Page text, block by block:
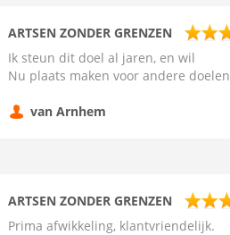
ARTSEN ZONDER GRENZEN
Ik steun dit doel al jaren, en wil
Nu plaats maken voor andere doelen
van Arnhem
ARTSEN ZONDER GRENZEN
Prima afwikkeling, klantvriendelijk.